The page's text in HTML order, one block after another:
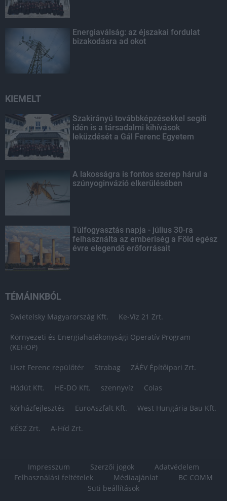
Energiaválság: az éjszakai fordulat
bizakodásra ad okot
KIEMELT
Szakirányú továbbképzésekkel segíti
idén is a társadalmi kihívások
leküzdését a Gál Ferenc Egyetem
A lakosságra is fontos szerep hárul a
szúnyoginvázió elkerülésében
Túlfogyasztás napja - július 30-ra
felhasználta az emberiség a Föld egész
évre elegendő erőforrásait
TÉMÁINKBÓL
Swietelsky Magyarország Kft. Ke-Víz 21 Zrt.
Környezeti és Energiahatékonysági Operatív Program
(KEHOP)
Liszt Ferenc repülőtér Strabag ZÁÉV Építőipari Zrt.
Hódút Kft. HE-DO Kft. szennyvíz Colas
kórházfejlesztés EuroAszfalt Kft. West Hungária Bau Kft.
KÉSZ Zrt. A-Híd Zrt.
Impresszum Szerzői jogok
Adatvédelem
Felhasználási feltételek
Médiaajánlat
BC COMM
Süti beállítások